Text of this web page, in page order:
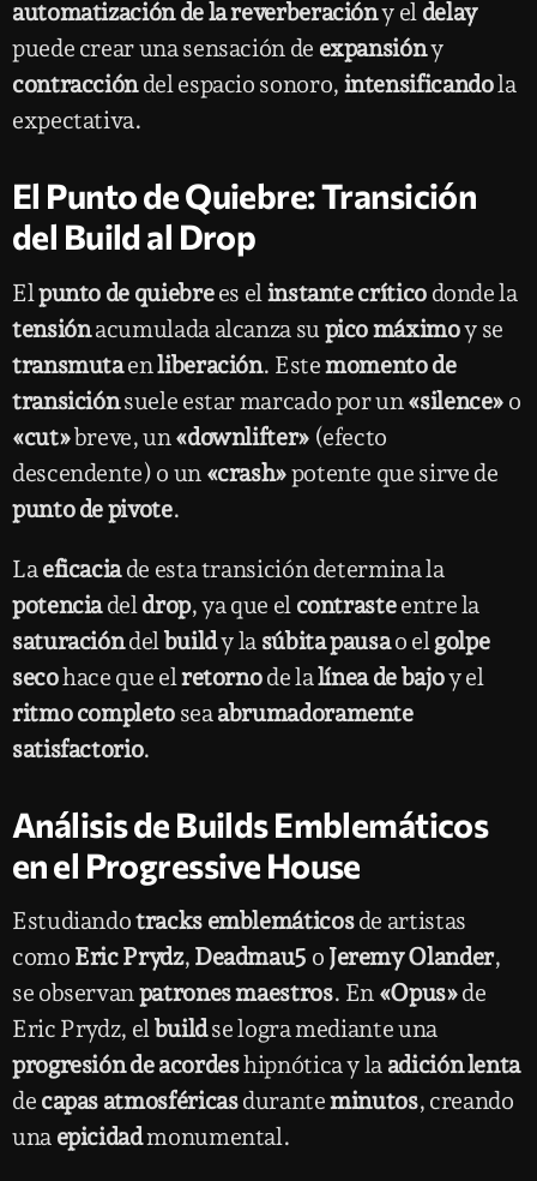
automatización de la reverberacióny el delay
puede crear una sensación de expansióny
contraccióndel espacio sonoro, intensificandola
expectativa.
El Punto de Quiebre: Transición
del Build al Drop
Elpunto de quiebrees el instante críticodonde la
tensiónacumulada alcanza su pico máximoy se
transmutaenliberación. Estemomento de
transiciónsuele estar marcado por un «silence» o
«cut»breve, un «downlifter»(efecto
descendente) o un «crash»potente que sirve de
punto de pivote.
La eficaciade esta transición determina la
potenciadel drop, ya que el contrasteentre la
saturacióndel buildy la súbita pausao el golpe
secohace que elretornode lalínea de bajoy el
ritmo completosea abrumadoramente
satisfactorio.
Análisis de Builds Emblemáticos
en el Progressive House
Estudiandotracks emblemáticosde artistas
como Eric Prydz, Deadmau5 o Jeremy Olander,
se observanpatrones maestros. En «Opus»de
Eric Prydz, elbuildse logra mediante una
progresión de acordeshipnótica y la adición lenta
de capas atmosféricasduranteminutos, creando
una epicidadmonumental.